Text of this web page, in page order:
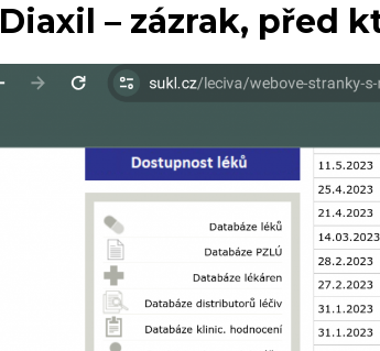
Diaxil – zázrak, před